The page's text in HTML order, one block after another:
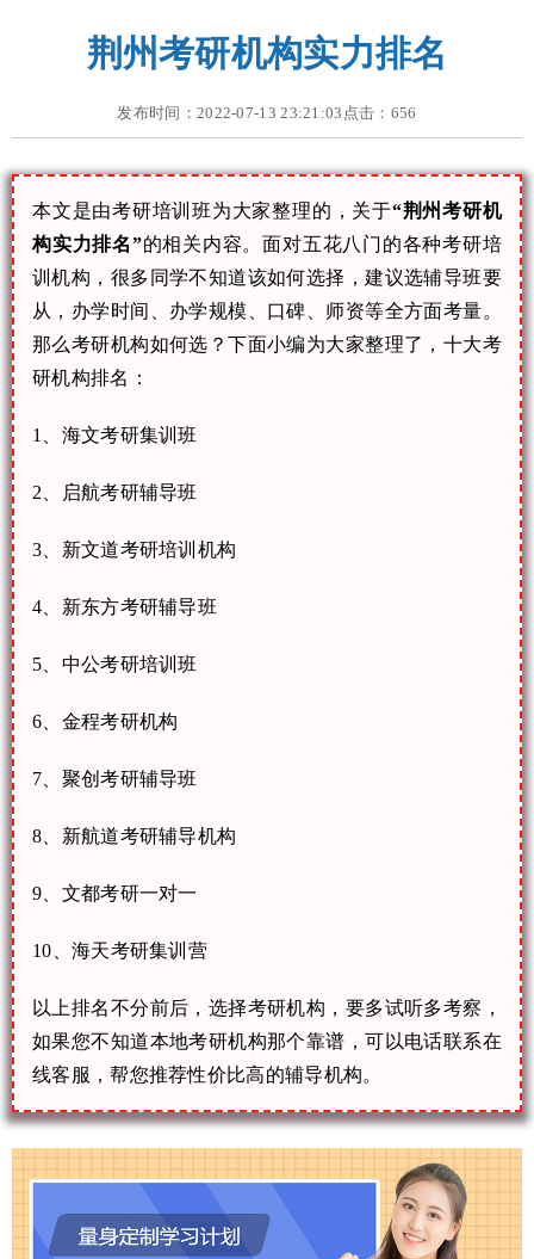
荆州考研机构实力排名
发布时间：2022-07-13 23:21:03点击： 656
本文是由考研培训班为大家整理的，关于“荆州考研机
构实力排名”的相关内容。面对五花八门的各种考研培
训机构，很多同学不知道该如何选择，建议选辅导班要
从，办学时间、办学规模、口碑、师资等全方面考量。
那么考研机构如何选？下面小编为大家整理了，十大考
研机构排名：
1、海文考研集训班
2、启航考研辅导班
3、新文道考研培训机构
4、新东方考研辅导班
5、中公考研培训班
6、金程考研机构
7、聚创考研辅导班
8、新航道考研辅导机构
9、文都考研一对一
10、海天考研集训营
以上排名不分前后，选择考研机构，要多试听多考察，
如果您不知道本地考研机构那个靠谱，可以电话联系在
线客服，帮您推荐性价比高的辅导机构。